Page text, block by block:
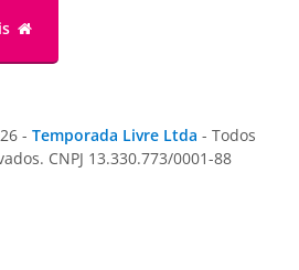
- Temporada Livre Ltda - Todos
CNPJ 13.330.773/0001-88